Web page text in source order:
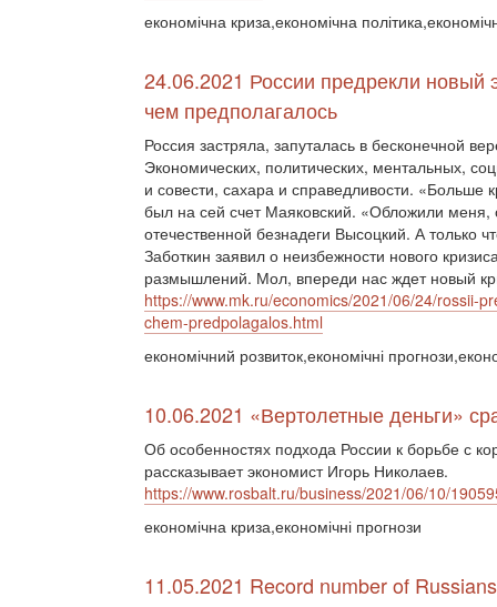
економічна криза,економічна
24.06.2021 России предрекли новый
чем предполагалось
Россия застряла, запуталась в бесконечной
Экономических, политических, ментальных,
и совести, сахара и справедливости. «Больше
был на сей счет Маяковский. «Обложили
отечественной безнадеги Высоцкий. А только
Заботкин заявил о неизбежности нового
размышлений. Мол, впереди нас ждет новый
https://www.mk.ru/economics/2021/06/24/rossii-
chem-predpolagalos.html
економічний розвиток,економічні
10.06.2021 «Вертолетные деньги»
Об особенностях подхода России к борьбе с
рассказывает экономист Игорь Николаев.
https://www.rosbalt.ru/business/2021/06/10/
економічна криза,економічні прогнози
11.05.2021 Record number of